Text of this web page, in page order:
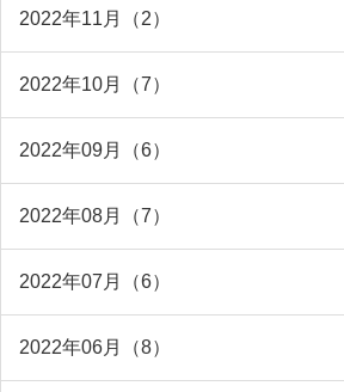
2022年11月（2）
2022年10月（7）
2022年09月（6）
2022年08月（7）
2022年07月（6）
2022年06月（8）